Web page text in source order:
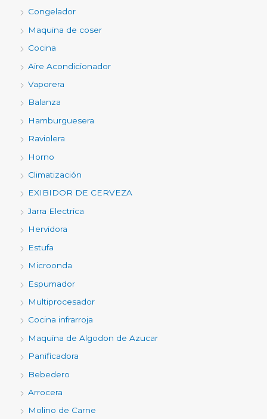
Congelador
Maquina de coser
Cocina
Aire Acondicionador
Vaporera
Balanza
Hamburguesera
Raviolera
Horno
Climatización
EXIBIDOR DE CERVEZA
Jarra Electrica
Hervidora
Estufa
Microonda
Espumador
Multiprocesador
Cocina infrarroja
Maquina de Algodon de Azucar
Panificadora
Bebedero
Arrocera
Molino de Carne